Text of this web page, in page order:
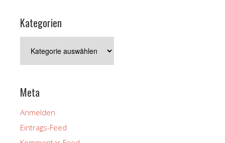
Kategorien
Meta
Anmelden
Eintrags-Feed